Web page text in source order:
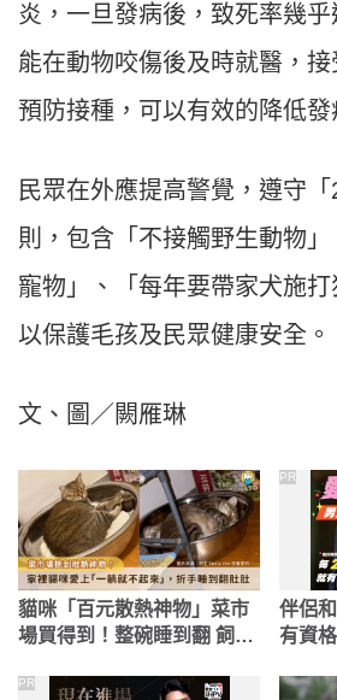
炎，一旦發病後，致死率幾
能在動物咬傷後及時就醫，
預防接種，可以有效的降低發
民眾在外應提高警覺，遵守
則，包含「不接觸野生動物
寵物」、「每年要帶家犬施打
以保護毛孩及民眾健康安全。
文、圖／闕雁琳
貓咪「百元散熱神物」菜市
場買得到！整碗睡到翻 飼主
伴侶
有資
PR
PR